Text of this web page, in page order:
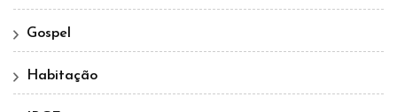
Gospel
Habitação